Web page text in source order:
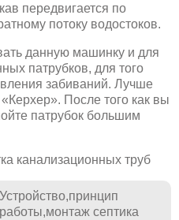
передвигается по
потоку водостоков.
данную машинку и для
патрубков, для того
забиваний. Лучше
После того как вы
патрубок большим
Устройство,принцип
работы,монтаж септика